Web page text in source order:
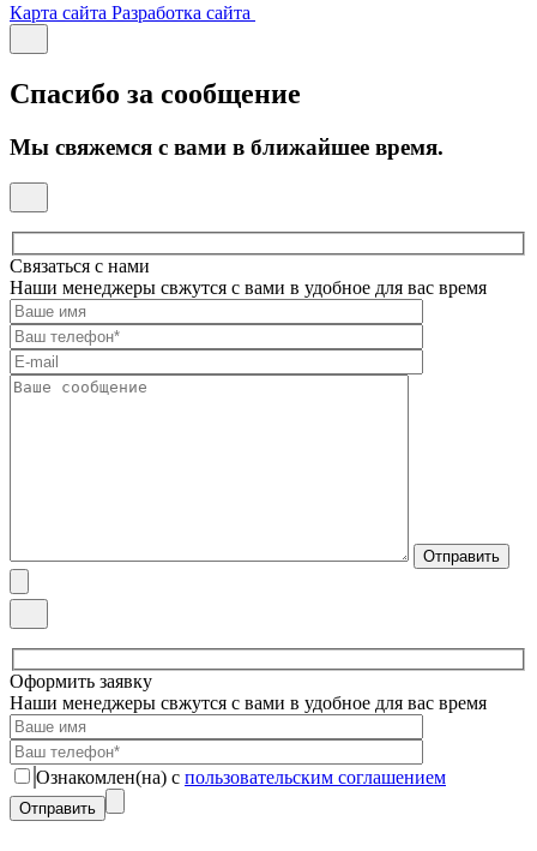
Карта сайта Разработка сайта
Спасибо за сообщение
Мы свяжемся с вами в ближайшее время.
Связаться с нами
Наши менеджеры свжутся с вами в удобное для вас время
Оформить заявку
Наши менеджеры свжутся с вами в удобное для вас время
Ознакомлен(на) с пользовательским соглашением